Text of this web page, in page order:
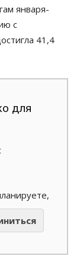
января-
с
41,4
для